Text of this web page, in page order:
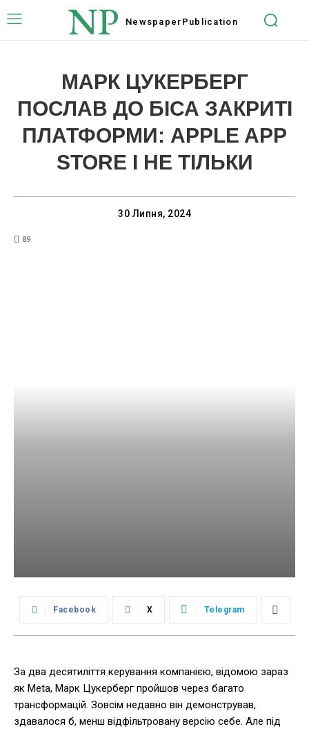
NP Newspaper Publication
МАРК ЦУКЕРБЕРГ
ПОСЛАВ ДО БІСА ЗАКРИТІ
ПЛАТФОРМИ: APPLE APP
STORE І НЕ ТІЛЬКИ
30 Липня, 2024
89
Facebook X Telegram
За два десятиліття керування компанією, відомою зараз
як Meta, Марк Цукерберг пройшов через багато
трансформацій. Зовсім недавно він демонстрував,
здавалося б, менш відфільтровану версію себе. Але під